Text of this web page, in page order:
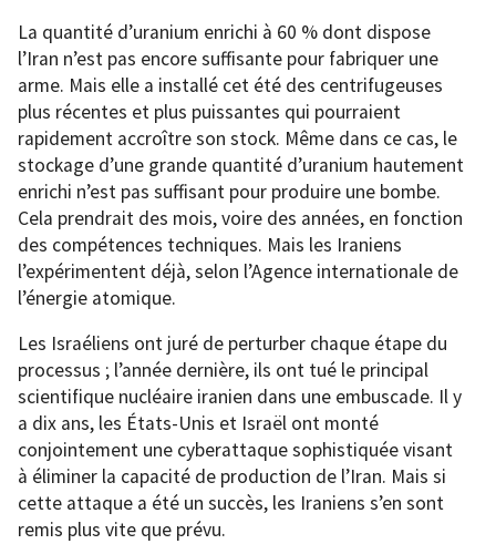
La quantité d’uranium enrichi à 60 % dont dispose
l’Iran n’est pas encore suffisante pour fabriquer une
arme. Mais elle a installé cet été des centrifugeuses
plus récentes et plus puissantes qui pourraient
rapidement accroître son stock. Même dans ce cas, le
stockage d’une grande quantité d’uranium hautement
enrichi n’est pas suffisant pour produire une bombe.
Cela prendrait des mois, voire des années, en fonction
des compétences techniques. Mais les Iraniens
l’expérimentent déjà, selon l’Agence internationale de
l’énergie atomique.
Les Israéliens ont juré de perturber chaque étape du
processus ; l’année dernière, ils ont tué le principal
scientifique nucléaire iranien dans une embuscade. Il y
a dix ans, les États-Unis et Israël ont monté
conjointement une cyberattaque sophistiquée visant
à éliminer la capacité de production de l’Iran. Mais si
cette attaque a été un succès, les Iraniens s’en sont
remis plus vite que prévu.